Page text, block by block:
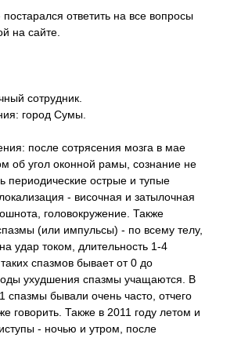
ответить на все вопросы
на сайте.
сотрудник.
город Сумы.
после сотрясения мозга в мае
об угол оконной рамы, сознание не
периодические острые и тупые
- височная и затылочная
головокружение. Также
(или импульсы) - по всему телу,
удар током, длительность 1-4
спазмов бывает от 0 до
ухудшения спазмы учащаются. В
спазмы бывали очень часто, отчего
говорить. Также в 2011 году летом и
- ночью и утром, после